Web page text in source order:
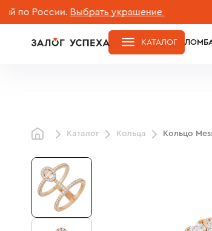
России. Выбрать украшение
КАТАЛОГ
Каталог Кольца Кольцо